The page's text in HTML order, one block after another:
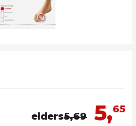
5,65
elders5,69